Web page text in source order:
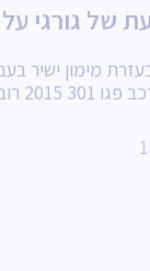
של גורגי על
מימון ישיר
רובוטי...